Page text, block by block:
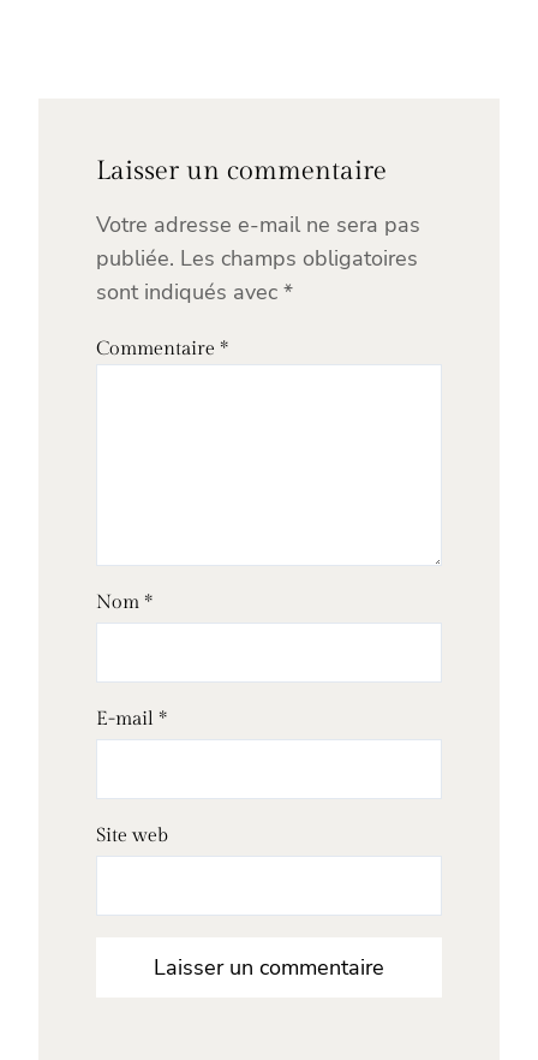
Laisser un commentaire
Votre adresse e-mail ne sera pas
publiée. Les champs obligatoires
sont indiqués avec *
Commentaire *
Nom *
E-mail *
Site web